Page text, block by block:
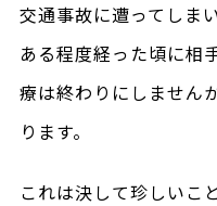
交通事故に遭ってしま
ある程度経った頃に相
療は終わりにしません
ります。
これは決して珍しいこ